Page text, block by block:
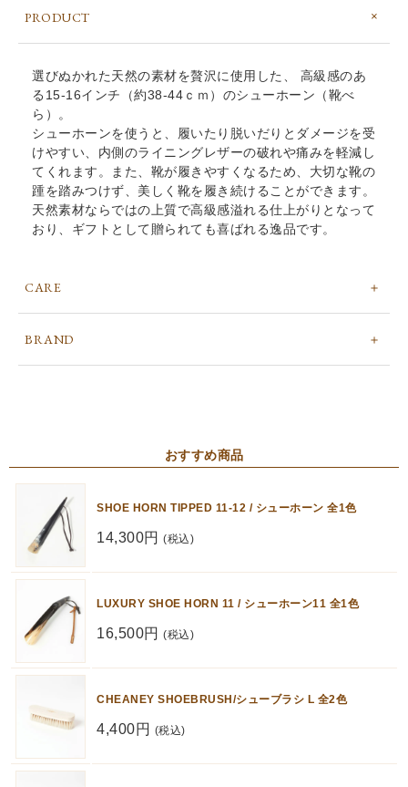
PRODUCT
選びぬかれた天然の素材を贅沢に使用した、 高級感のあ
る15-16インチ（約38-44ｃｍ）のシューホーン（靴べ
ら）。
シューホーンを使うと、履いたり脱いだりとダメージを受
けやすい、内側のライニングレザーの破れや痛みを軽減し
てくれます。また、靴が履きやすくなるため、大切な靴の
踵を踏みつけず、美しく靴を履き続けることができます。
天然素材ならではの上質で高級感溢れる仕上がりとなって
おり、ギフトとして贈られても喜ばれる逸品です。
CARE
BRAND
おすすめ商品
SHOE HORN TIPPED 11-12 / シューホーン 全1色
14,300円 (税込)
LUXURY SHOE HORN 11 / シューホーン11 全1色
16,500円 (税込)
CHEANEY SHOEBRUSH/シューブラシ L 全2色
4,400円 (税込)